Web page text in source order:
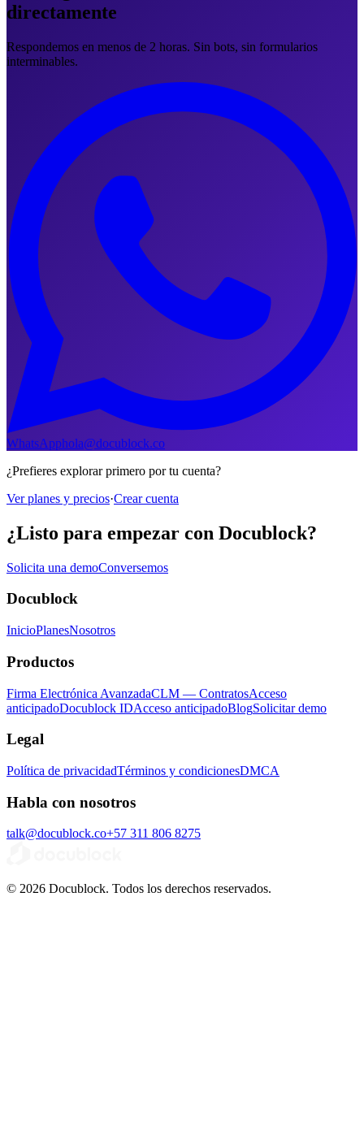
directamente
Respondemos en menos de 2 horas. Sin bots, sin formularios
interminables.
WhatsApphola@docublock.co
¿Prefieres explorar primero por tu cuenta?
Ver planes y precios·Crear cuenta
¿Listo para empezar con Docublock?
Solicita una demoConversemos
Docublock
InicioPlanesNosotros
Productos
Firma Electrónica AvanzadaCLM — ContratosAcceso
anticipadoDocublock IDAcceso anticipadoBlogSolicitar demo
Legal
Política de privacidadTérminos y condicionesDMCA
Habla con nosotros
talk@docublock.co+57 311 806 8275
© 2026 Docublock. Todos los derechos reservados.